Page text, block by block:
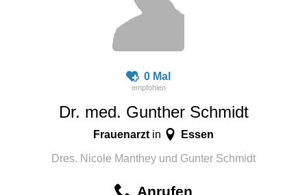
0 Mal
Dr. med. Gunther Schmidt
Frauenarztin Essen
Dres. Nicole Manthey und Gunter Schmidt
Anrufen